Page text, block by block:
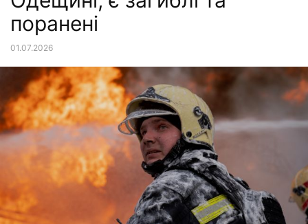
поранені
01.07.2026